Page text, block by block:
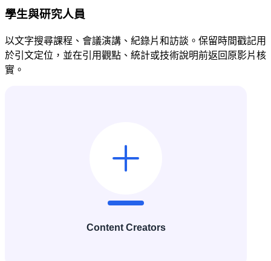
學生與研究人員
以文字搜尋課程、會議演講、紀錄片和訪談。保留時間戳記用
於引文定位，並在引用觀點、統計或技術說明前返回原影片核
實。